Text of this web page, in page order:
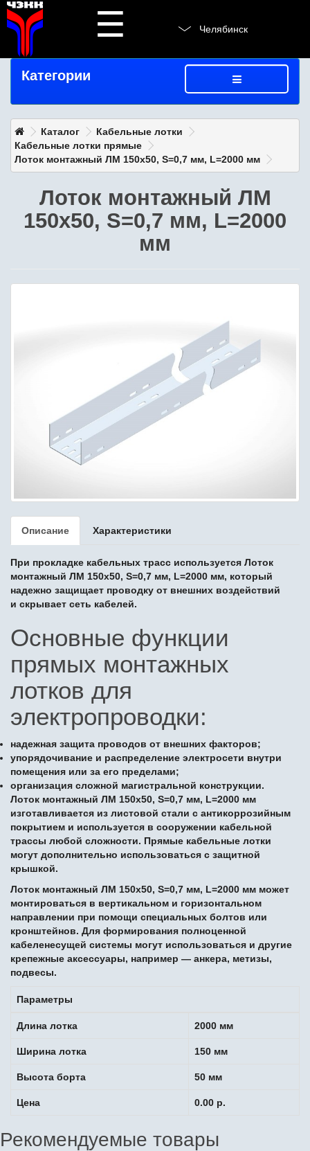
☰ Челябинск
Категории
Каталог
Кабельные лотки
Кабельные лотки прямые
Лоток монтажный ЛМ 150х50, S=0,7 мм, L=2000 мм
Лоток монтажный ЛМ
150х50, S=0,7 мм, L=2000
мм
Описание Характеристики
При прокладке кабельных трасс используется Лоток
монтажный ЛМ 150х50, S=0,7 мм, L=2000 мм, который
надежно защищает проводку от внешних воздействий
и скрывает сеть кабелей.
Основные функции
прямых монтажных
лотков для
электропроводки:
надежная защита проводов от внешних факторов;
упорядочивание и распределение электросети внутри
помещения или за его пределами;
организация сложной магистральной конструкции.
Лоток монтажный ЛМ 150х50, S=0,7 мм, L=2000 мм
изготавливается из листовой стали с антикоррозийным
покрытием и используется в сооружении кабельной
трассы любой сложности. Прямые кабельные лотки
могут дополнительно использоваться с защитной
крышкой.
Лоток монтажный ЛМ 150х50, S=0,7 мм, L=2000 мм может
монтироваться в вертикальном и горизонтальном
направлении при помощи специальных болтов или
кронштейнов. Для формирования полноценной
кабеленесущей системы могут использоваться и другие
крепежные аксессуары, например — анкера, метизы,
подвесы.
Параметры
Длина лотка 2000 мм
Ширина лотка 150 мм
Высота борта 50 мм
Цена 0.00 р.
Рекомендуемые товары